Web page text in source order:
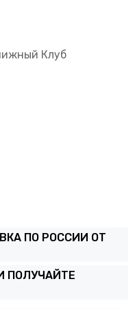
Клуб
ПО РОССИИ ОТ
ПОЛУЧАЙТЕ